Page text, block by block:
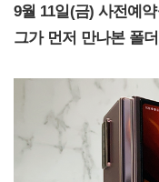
9월 11일(금) 사전예
그가 먼저 만나본 폴